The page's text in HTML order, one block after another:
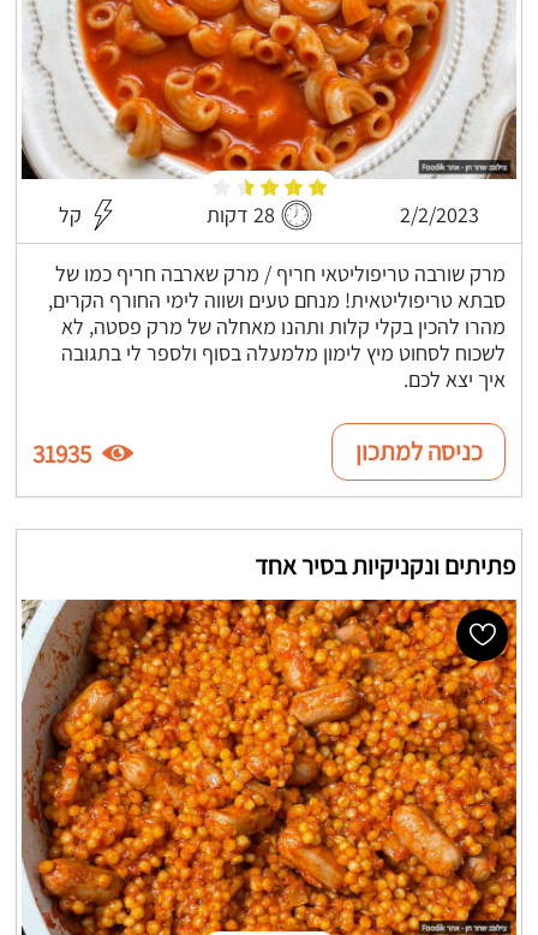
2/2/2023 28 דקות קל
מרק שורבה טריפוליטאי חריף / מרק שארבה חריף כמו של
סבתא טריפוליטאית! מנחם טעים ושווה לימי החורף הקרים,
מהרו להכין בקלי קלות ותהנו מאחלה של מרק פסטה, לא
לשכוח לסחוט מיץ לימון מלמעלה בסוף ולספר לי בתגובה
איך יצא לכם.
כניסה למתכון 31935
פתיתים ונקניקיות בסיר אחד